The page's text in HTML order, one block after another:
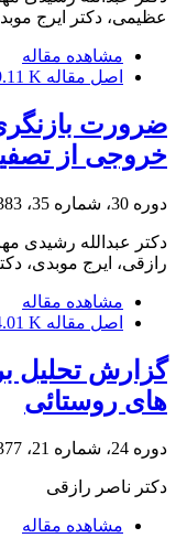
عظیمی، دکتر ایرج
مشاهده مقاله
اصل مقاله K
ضرورت
خروجی از
دوره 30، شماره 35، 1383
دکتر عبدالله رشیدی
رازقی، ایرج موبدی،
مشاهده مقاله
اصل مقاله K
گزارش تحلیل
های روستائی
دوره 24، شماره 21، 1377
دکتر ناصر رازقی
مشاهده مقاله